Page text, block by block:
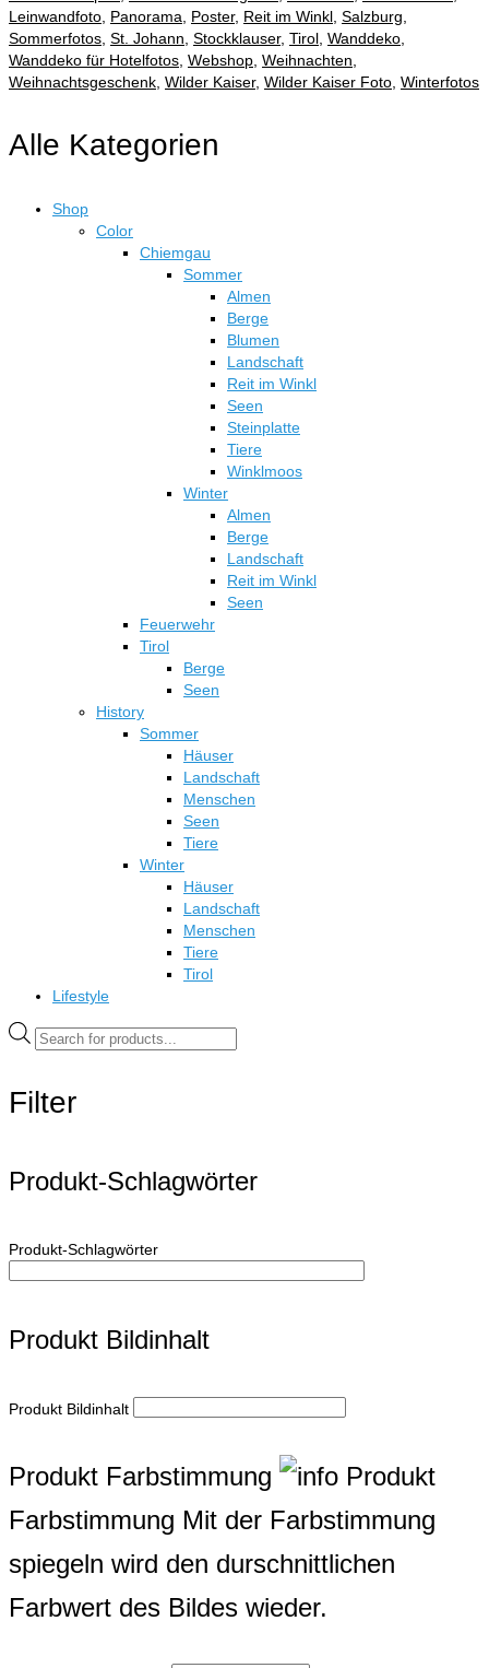
Leinwandfoto Panorama Poster, Reit im Winkl Salzburg
Sommerfotos St. Johann Stockklauser, Tirol Wanddeko
Wanddeko für Hotelfotos Webshop Weihnachten
Weihnachtsgeschenk Wilder Kaiser, Wilder Kaiser Foto Winterfotos
Alle Kategorien
Shop
Color
Chiemgau
Sommer
Almen
Berge
Blumen
Landschaft
Reit im Winkl
Seen
Steinplatte
Tiere
Winklmoos
Winter
Almen
Berge
Landschaft
Reit im Winkl
Seen
Feuerwehr
Tirol
Berge
Seen
History
Sommer
Häuser
Landschaft
Menschen
Seen
Tiere
Winter
Häuser
Landschaft
Menschen
Tiere
Tirol
Lifestyle
Products
search
Filter
Produkt-Schlagwörter
Produkt-Schlagwörter
Produkt Bildinhalt
Produkt Bildinhalt
Produkt Farbstimmung
Produkt
Farbstimmung Mit der Farbstimmung
spiegeln wird den durschnittlichen
Farbwert des Bildes wieder.